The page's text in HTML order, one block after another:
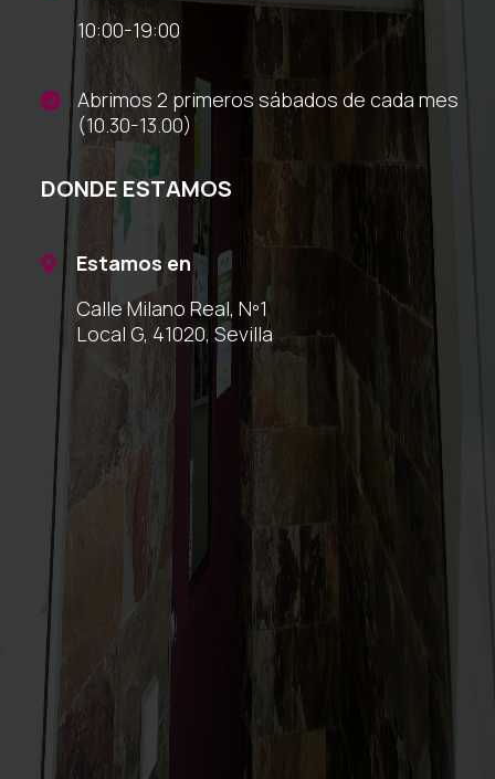
10:00-19:00

Abrimos 2 primeros sábados de cada mes
(10.30-13.00)
DONDE ESTAMOS

Estamos en
Calle Milano Real, Nº1
Local G, 41020, Sevilla